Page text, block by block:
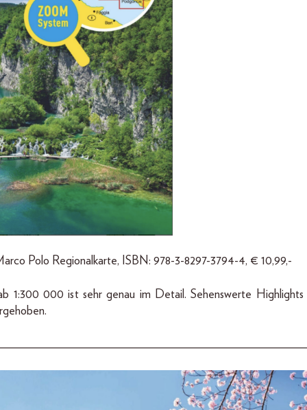
Polo Regionalkarte, ISBN: 978-3-8297-3794-4, € 10,99,-
1:300 000 ist sehr genau im Detail. Sehenswerte